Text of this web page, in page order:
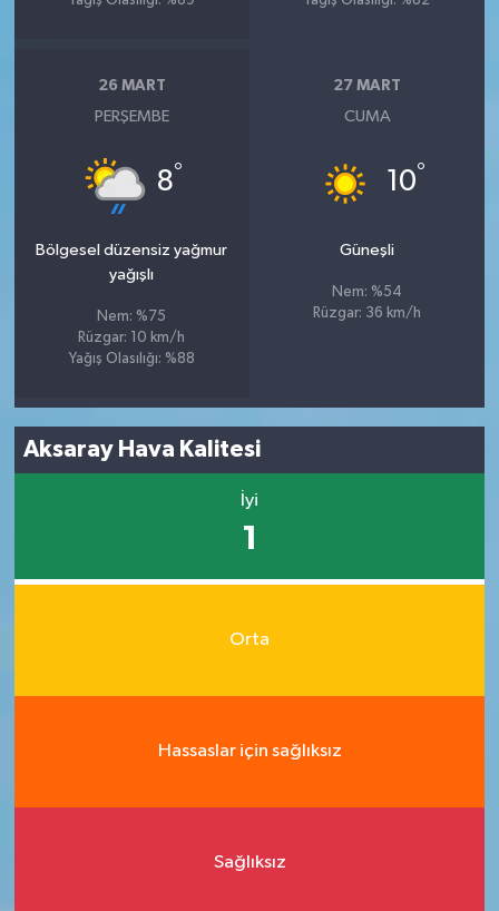
26 MART
PERŞEMBE
8°
Bölgesel düzensiz yağmur
yağışlı
Nem: %75
Rüzgar: 10 km/h
Yağış Olasılığı: %88
27 MART
CUMA
10°
Güneşli
Nem: %54
Rüzgar: 36 km/h
Aksaray Hava Kalitesi
İyi
1
Orta
Hassaslar için sağlıksız
Sağlıksız